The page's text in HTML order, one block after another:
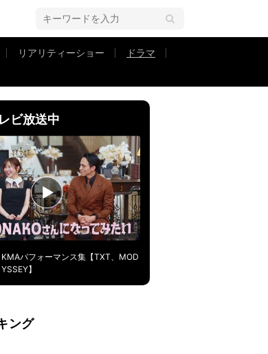
リアリティーショー
ドラマ
ビ放送中
KMAパフォーマンス集【TXT、MOD
YSSEY】
ング